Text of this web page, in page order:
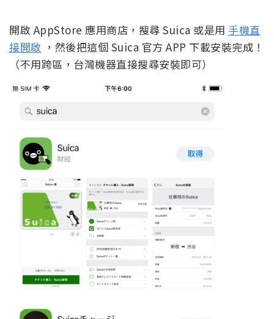
開啟 AppStore 應用商店，搜尋 Suica 或是用 手機直
接開啟 ，然後把這個 Suica 官方 APP 下載安裝完成！
（不用跨區，台灣機器直接搜尋安裝即可）